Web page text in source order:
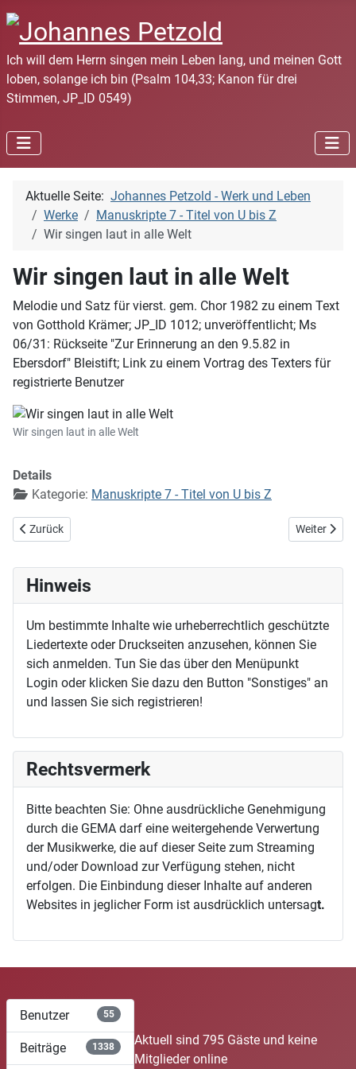
Ich will dem Herrn singen mein Leben lang, und meinen Gott
loben, solange ich bin (Psalm 104,33; Kanon für drei
Stimmen, JP_ID 0549)
Aktuelle Seite: Johannes Petzold - Werk und Leben
Werke
Manuskripte 7 - Titel von U bis Z
Wir singen laut in alle Welt
Wir singen laut in alle Welt
Melodie und Satz für vierst. gem. Chor 1982 zu einem Text
von Gotthold Krämer; JP_ID 1012; unveröffentlicht; Ms
06/31: Rückseite "Zur Erinnerung an den 9.5.82 in
Ebersdorf" Bleistift; Link zu einem Vortrag des Texters für
registrierte Benutzer
Wir singen laut in alle Welt
Details
Kategorie: Manuskripte 7 - Titel von U bis Z
Vorheriger Beitrag: Wir singen dir, Immanuel
Zurück Nächster
Weiter
Hinweis
Um bestimmte Inhalte wie urheberrechtlich geschützte
Liedertexte oder Druckseiten anzusehen, können Sie
sich anmelden. Tun Sie das über den Menüpunkt
Login oder klicken Sie dazu den Button "Sonstiges" an
und lassen Sie sich registrieren!
Rechtsvermerk
Bitte beachten Sie: Ohne ausdrückliche Genehmigung
durch die GEMA darf eine weitergehende Verwertung
der Musikwerke, die auf dieser Seite zum Streaming
und/oder Download zur Verfügung stehen, nicht
erfolgen. Die Einbindung dieser Inhalte auf anderen
Websites in jeglicher Form ist ausdrücklich untersagt.
Benutzer 55
Beiträge 1338
Aktuell sind 795 Gäste und keine
Mitglieder online